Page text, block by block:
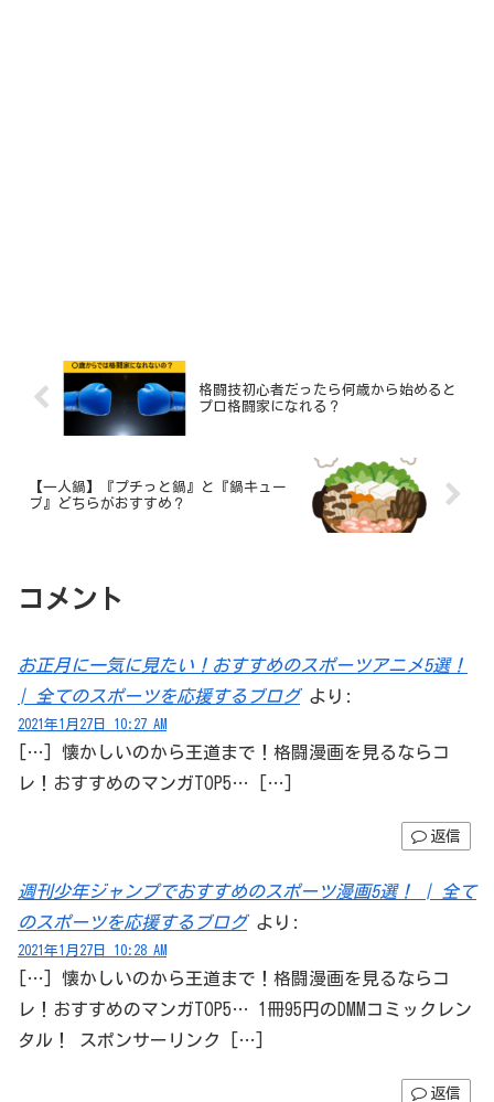
格闘技初心者だったら何歳から始めると
プロ格闘家になれる？
【一人鍋】『プチっと鍋』と『鍋キュー
ブ』どちらがおすすめ？
コメント
お正月に一気に見たい！おすすめのスポーツアニメ5選！
| 全てのスポーツを応援するブログ より:
2021年1月27日 10:27 AM
[…] 懐かしいのから王道まで！格闘漫画を見るならコ
レ！おすすめのマンガTOP5… […]
返信
週刊少年ジャンプでおすすめのスポーツ漫画5選！ | 全て
のスポーツを応援するブログ より:
2021年1月27日 10:28 AM
[…] 懐かしいのから王道まで！格闘漫画を見るならコ
レ！おすすめのマンガTOP5… 1冊95円のDMMコミックレン
タル！ スポンサーリンク […]
返信